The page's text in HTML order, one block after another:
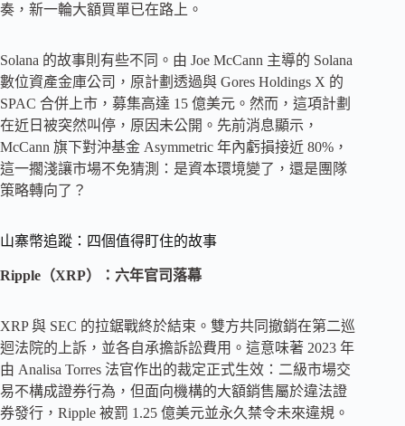
奏，新一輪大額買單已在路上。
Solana 的故事則有些不同。由 Joe McCann 主導的 Solana
數位資產金庫公司，原計劃透過與 Gores Holdings X 的
SPAC 合併上市，募集高達 15 億美元。然而，這項計劃
在近日被突然叫停，原因未公開。先前消息顯示，
McCann 旗下對沖基金 Asymmetric 年內虧損接近 80%，
這一擱淺讓市場不免猜測：是資本環境變了，還是團隊
策略轉向了？
山寨幣追蹤：四個值得盯住的故事
Ripple（XRP）：六年官司落幕
XRP 與 SEC 的拉鋸戰終於結束。雙方共同撤銷在第二巡
迴法院的上訴，並各自承擔訴訟費用。這意味著 2023 年
由 Analisa Torres 法官作出的裁定正式生效：二級市場交
易不構成證券行為，但面向機構的大額銷售屬於違法證
券發行，Ripple 被罰 1.25 億美元並永久禁令未來違規。